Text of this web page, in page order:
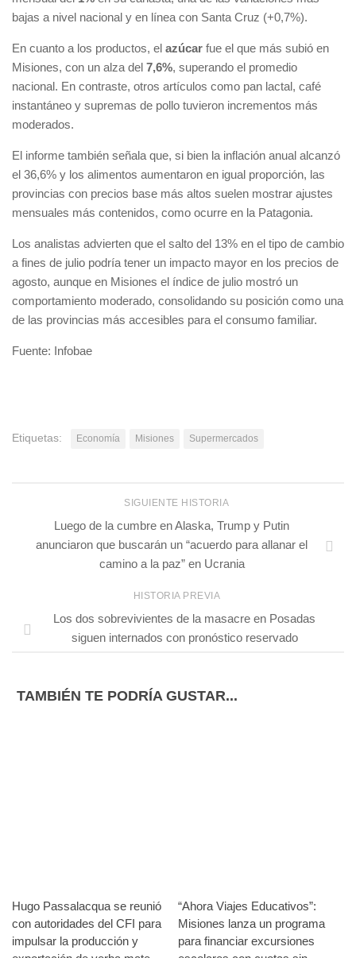
bajas a nivel nacional y en línea con Santa Cruz (+0,7%).
En cuanto a los productos, el azúcar fue el que más subió en
Misiones, con un alza del 7,6%, superando el promedio
nacional. En contraste, otros artículos como pan lactal, café
instantáneo y supremas de pollo tuvieron incrementos más
moderados.
El informe también señala que, si bien la inflación anual alcanzó
el 36,6% y los alimentos aumentaron en igual proporción, las
provincias con precios base más altos suelen mostrar ajustes
mensuales más contenidos, como ocurre en la Patagonia.
Los analistas advierten que el salto del 13% en el tipo de cambio
a fines de julio podría tener un impacto mayor en los precios de
agosto, aunque en Misiones el índice de julio mostró un
comportamiento moderado, consolidando su posición como una
de las provincias más accesibles para el consumo familiar.
Fuente: Infobae
Etiquetas: Economía Misiones Supermercados
SIGUIENTE HISTORIA
Luego de la cumbre en Alaska, Trump y Putin
anunciaron que buscarán un “acuerdo para allanar el
camino a la paz” en Ucrania
HISTORIA PREVIA
Los dos sobrevivientes de la masacre en Posadas
siguen internados con pronóstico reservado
TAMBIÉN TE PODRÍA GUSTAR...
Hugo Passalacqua se reunió
con autoridades del CFI para
impulsar la producción y
“Ahora Viajes Educativos”:
Misiones lanza un programa
para financiar excursiones